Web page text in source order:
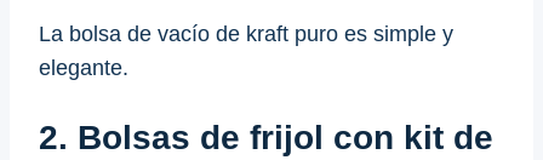
La bolsa de vacío de kraft puro es simple y
elegante.
2. Bolsas de frijol con kit de